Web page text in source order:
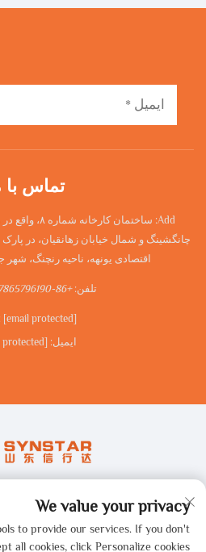
تماس با
چانگشینگ و شمال خیابان زهانقیان، در
اقتصادی یونهه، ناحیه رنچنگ،
تلفن: +86-17865796190
[email protected]
ایمیل: [email protected]
حق نشر © 2026 شرکت فناوری
We value your privacy
to provide our services. If you don't
all cookies, click Personalize cookies.